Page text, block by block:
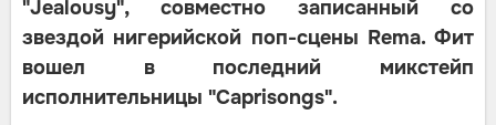
"Jealousy", совместно записанный со
звездой нигерийской поп-сцены Remа. Фит
вошел в последний микстейп
исполнительницы "Caprisongs".